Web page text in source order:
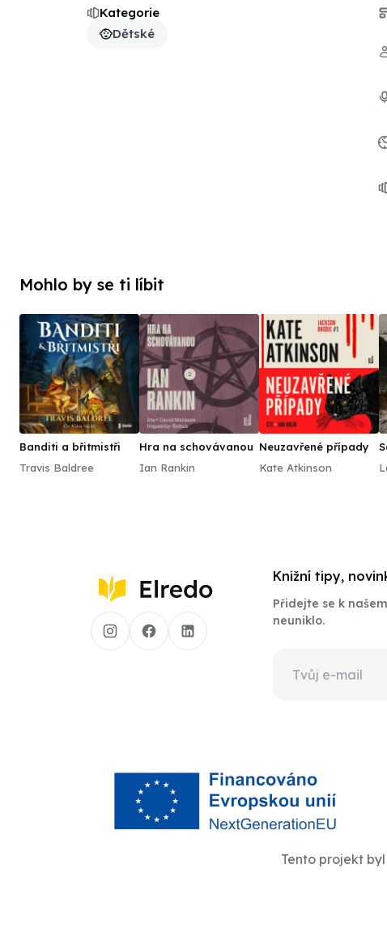
Kategorie
Dětské
Mohlo by se ti líbit
Banditi a břitmistři
Travis Baldree
Hra na schovávanou
Ian Rankin
Neuzavřené případy
Kate Atkinson
Knižní tipy,
Přidejte se k
neuniklo.
Tento projekt